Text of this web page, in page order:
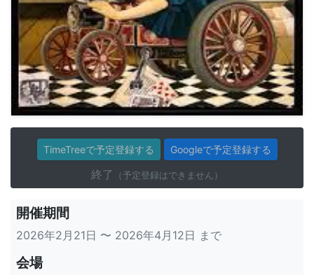
TimeTreeで予定登録する Googleで予定登録する
終了 （予定登録はできません）
開催期間
2026年2月21日 〜 2026年4月12日 まで
会場